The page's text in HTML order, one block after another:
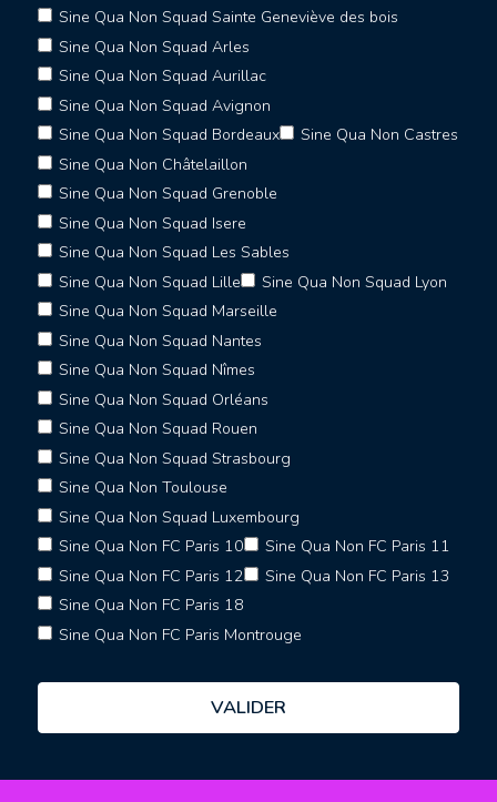
Sine Qua Non Squad Sainte Geneviève des bois
Sine Qua Non Squad Arles
Sine Qua Non Squad Aurillac
Sine Qua Non Squad Avignon
Sine Qua Non Squad Bordeaux
Sine Qua Non Castres
Sine Qua Non Châtelaillon
Sine Qua Non Squad Grenoble
Sine Qua Non Squad Isere
Sine Qua Non Squad Les Sables
Sine Qua Non Squad Lille
Sine Qua Non Squad Lyon
Sine Qua Non Squad Marseille
Sine Qua Non Squad Nantes
Sine Qua Non Squad Nîmes
Sine Qua Non Squad Orléans
Sine Qua Non Squad Rouen
Sine Qua Non Squad Strasbourg
Sine Qua Non Toulouse
Sine Qua Non Squad Luxembourg
Sine Qua Non FC Paris 10
Sine Qua Non FC Paris 11
Sine Qua Non FC Paris 12
Sine Qua Non FC Paris 13
Sine Qua Non FC Paris 18
Sine Qua Non FC Paris Montrouge